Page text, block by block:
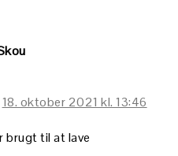
18. oktober 2021 kl. 13:46
brugt til at lave